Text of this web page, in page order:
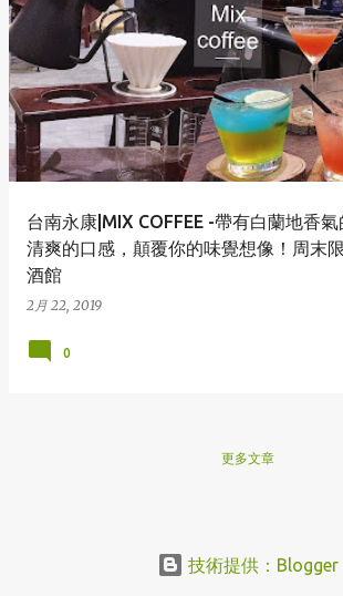
發
表
文
章
台南永康|MIX COFFEE -帶有白蘭地香
清爽的口感，顛覆你的味覺想像！周末
酒館
2月 22, 2019
0
更多文章
技術提供：Blogger